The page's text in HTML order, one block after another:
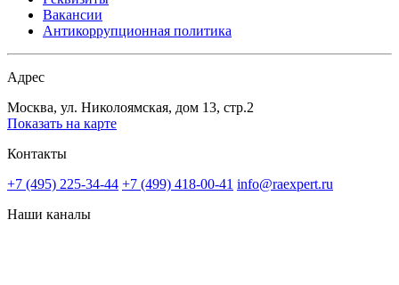
Вакансии
Антикоррупционная политика
Адрес
Москва, ул. Николоямская, дом 13, стр.2
Показать на карте
Контакты
+7 (495) 225-34-44 +7 (499) 418-00-41 info@raexpert.ru
Наши каналы